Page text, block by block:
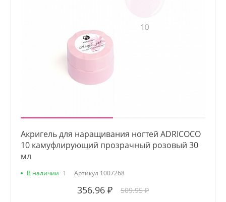
Акригель для наращивания ногтей ADRICOCO
10 камуфлирующий прозрачный розовый 30
мл
В наличии 1 Артикул 1007268
356.96 ₽ 509.95 ₽